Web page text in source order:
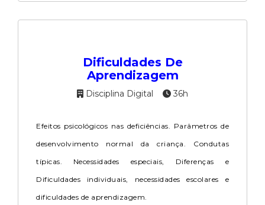
Dificuldades De
Aprendizagem
Disciplina Digital 36h
Efeitos psicológicos nas deficiências. Parâmetros de
desenvolvimento normal da criança. Condutas
típicas. Necessidades especiais, Diferenças e
Dificuldades individuais, necessidades escolares e
dificuldades de aprendizagem.